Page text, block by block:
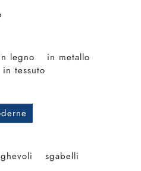
legno
in metallo
in tessuto
sgabelli